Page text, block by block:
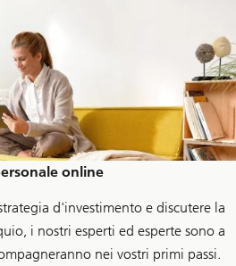
online
d'investimento e discutere la
i nostri esperti ed esperte sono a
nei vostri primi passi.